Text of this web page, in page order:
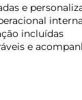
e
incluídas
e